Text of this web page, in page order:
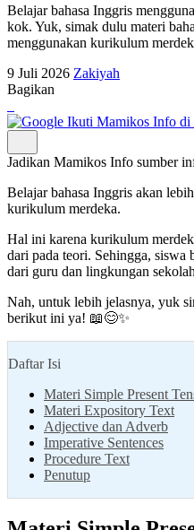
Belajar bahasa Inggris
kok. Yuk, simak dulu materi
menggunakan kurikulum
9 Juli 2026 Zakiyah
Bagikan
Ikuti Mamikos Info di
Jadikan Mamikos Info sumber
Belajar bahasa Inggris akan
kurikulum merdeka.
Hal ini karena kurikulum
dari pada teori. Sehingga, siswa
dari guru dan lingkungan
Nah, untuk lebih jelasnya, yuk
berikut ini ya! 📖😊✨
Daftar Isi
Materi Simple Present
Materi Expository Text
Adjective dan Adverb
Imperative Sentences
Procedure Text
Penutup